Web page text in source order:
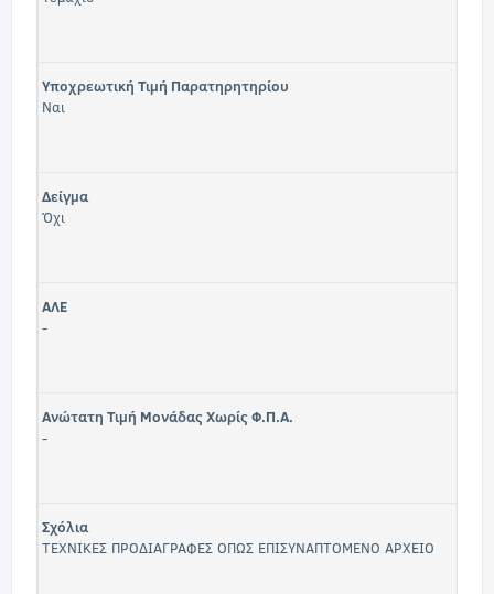
Υποχρεωτική Τιμή Παρατηρητηρίου
Ναι
Δείγμα
Όχι
ΑΛΕ
-
Ανώτατη Τιμή Μονάδας Χωρίς Φ.Π.Α.
-
Σχόλια
ΤΕΧΝΙΚΕΣ ΠΡΟΔΙΑΓΡΑΦΕΣ ΟΠΩΣ ΕΠΙΣΥΝΑΠΤΟΜΕΝΟ ΑΡΧΕΙΟ